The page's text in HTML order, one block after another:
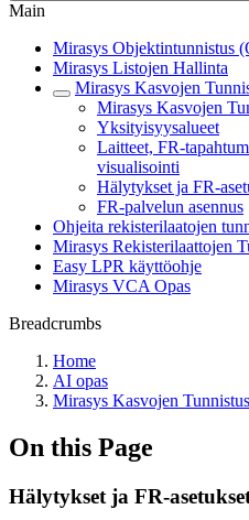
Main
Mirasys Objektintunnistus
Mirasys Listojen Hallinta
Mirasys Kasvojen
Mirasys Kasvojen
Yksityisyysalueet
Laitteet, FR-
visualisointi
Hälytykset ja FR-
FR-palvelun asennus
Ohjeita rekisterilaatojen
Mirasys Rekisterilaattojen
Easy LPR käyttöohje
Mirasys VCA Opas
Breadcrumbs
Home
AI opas
Mirasys Kasvojen Tunnistus
On this Page
Hälytykset ja FR-